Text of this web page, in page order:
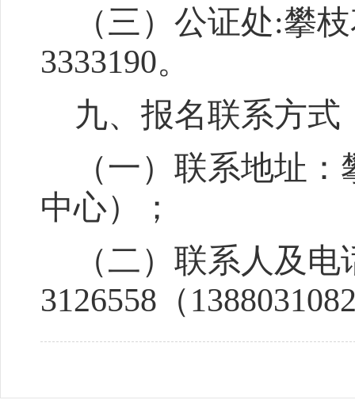
（三） 公证处:攀
3333190。
九、 报名联系方式
（一）联系地址
中心）；
（二）联系人及
3126558（